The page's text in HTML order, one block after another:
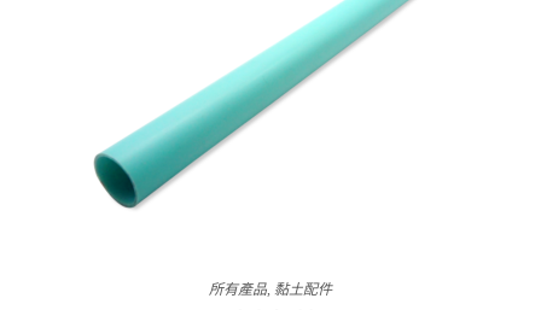
所有產品, 黏土配件